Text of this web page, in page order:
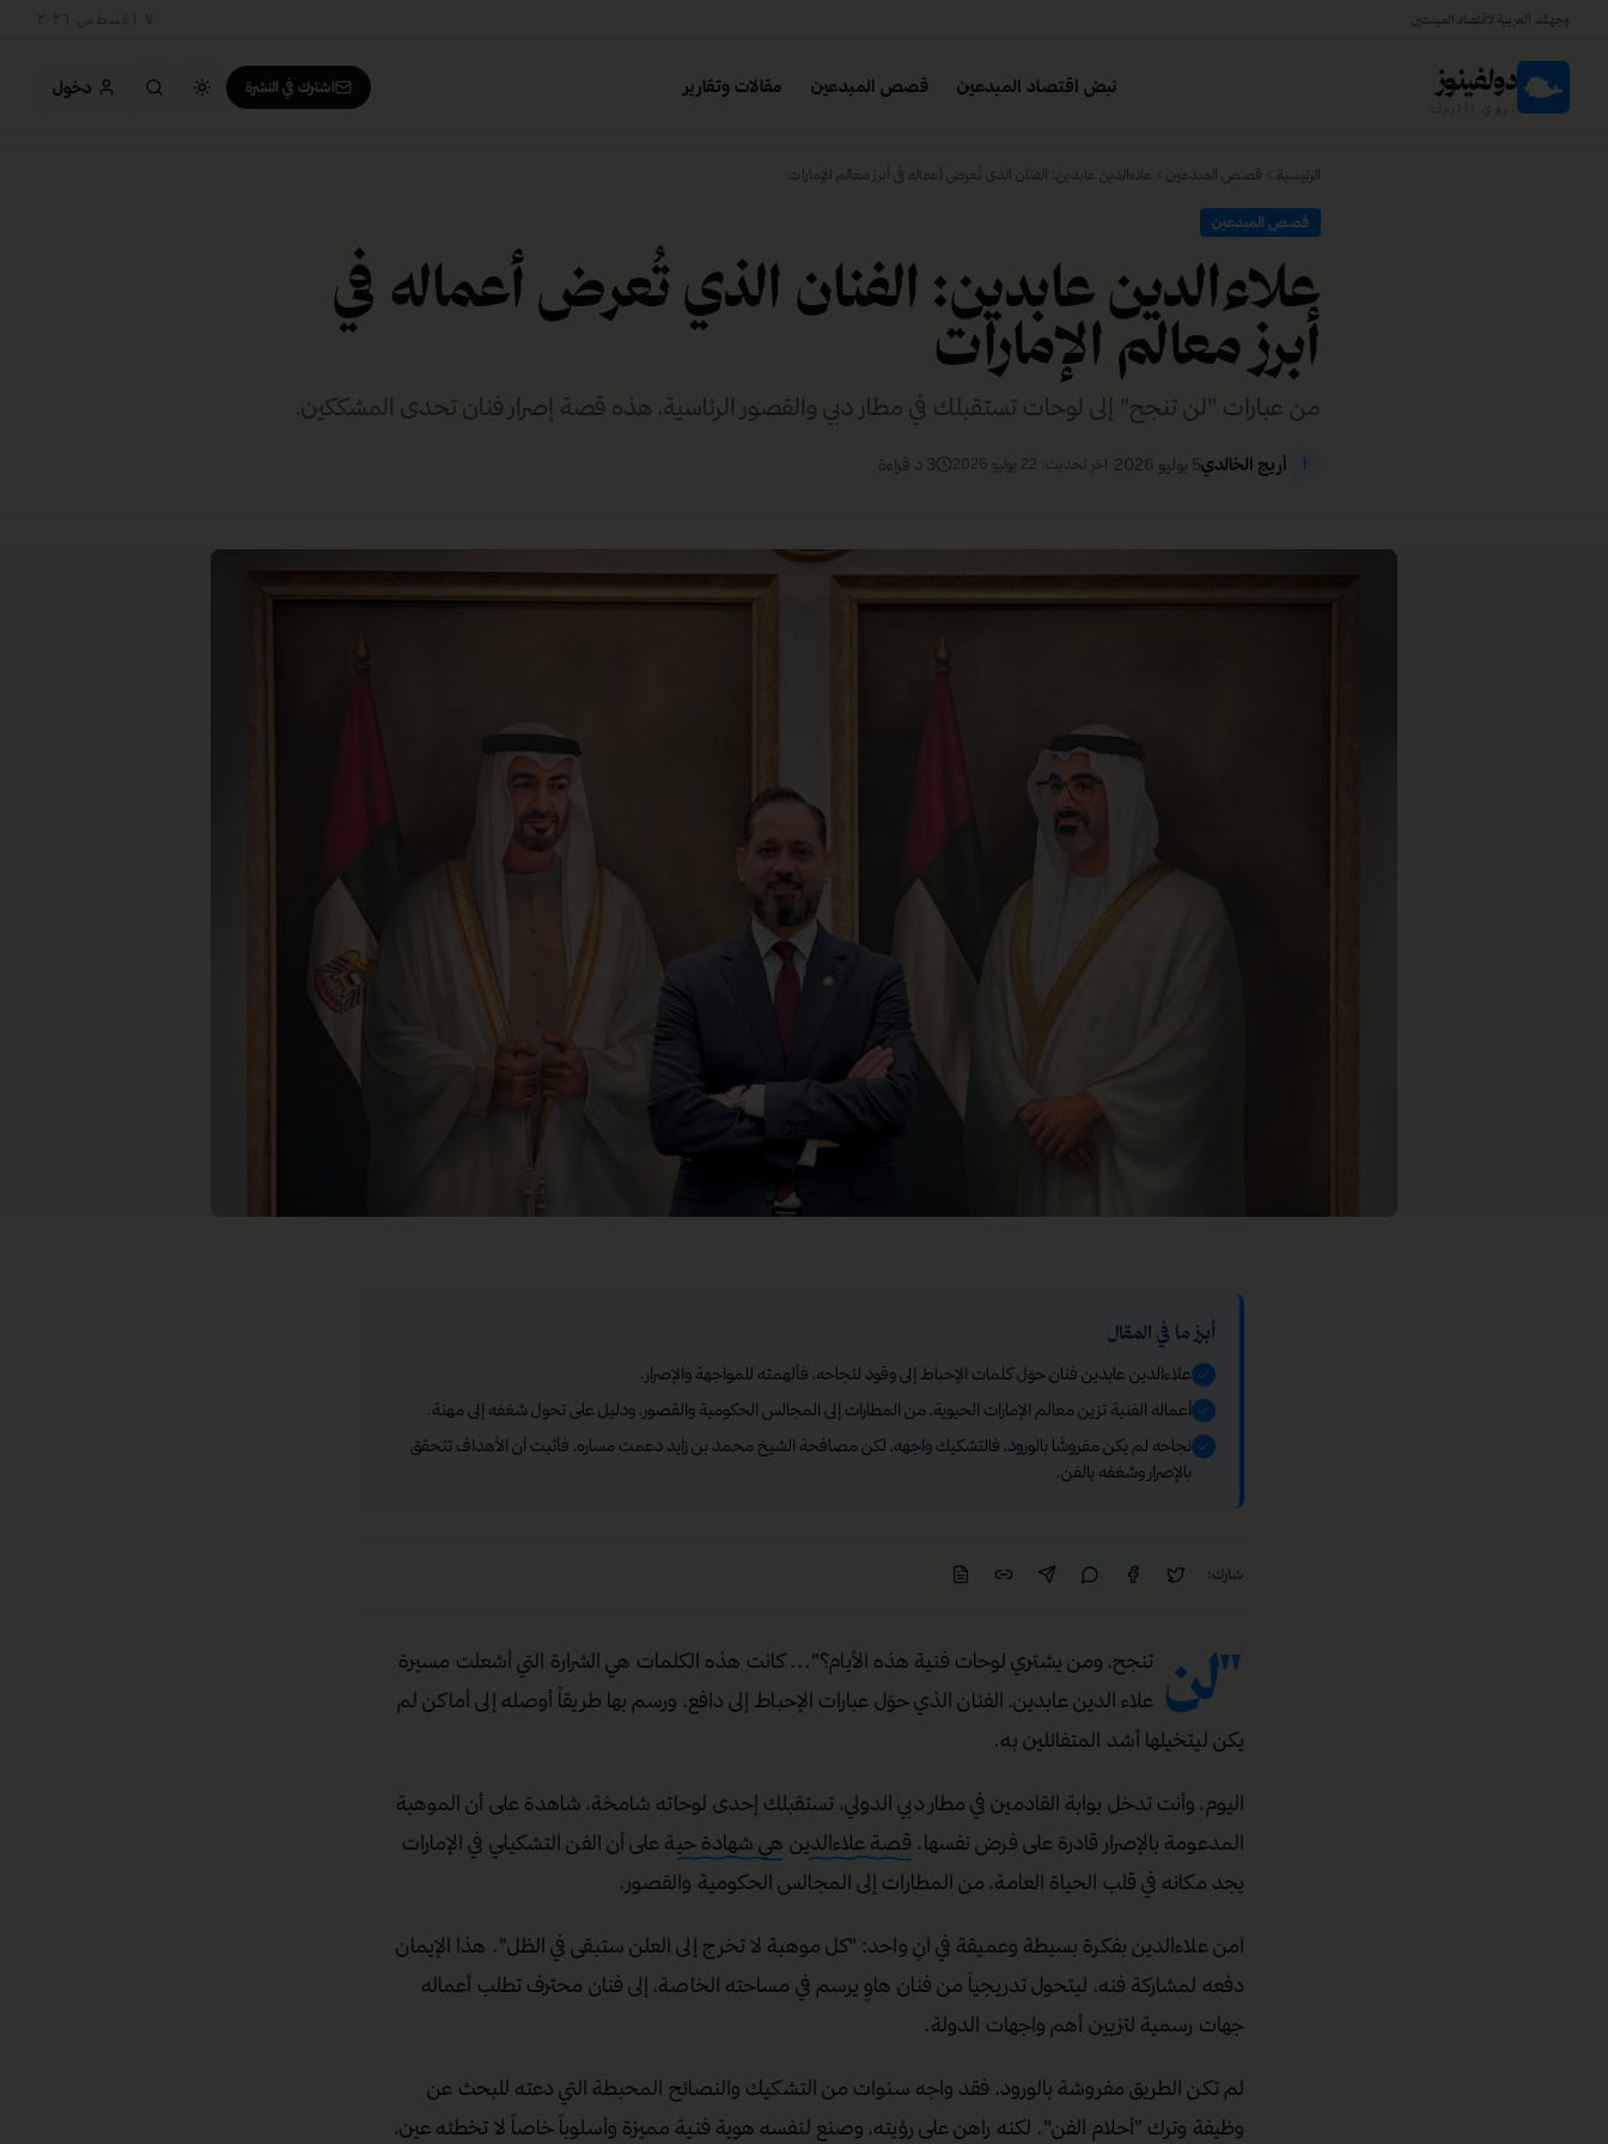
وجهتك العربية لاقتصاد المبدعين
دولفينوز نبض اقتصاد المبدعين قصص المبدعين مقالات وتقارير اشترك في النشرة دخول
الرئيسية قصص المبدعين علاءالدين عابدين: الفنان الذي تُعرض أعماله في أبرز معالم الإمارات
قصص المبدعين
علاءالدين عابدين: الفنان الذي تُعرض أعماله في
أبرز معالم الإمارات
من عبارات "لن تنجح" إلى لوحات تستقبلك في مطار دبي والقصور الرئاسية، هذه قصة إصرار فنان تحدى المشككين.
أ أريج الخالدي5 يوليو 2026 · آخر تحديث: 22 يوليو 2026 3 د قراءة
أبرز ما في المقال
علاءالدين عابدين فنان حوّل كلمات الإحباط إلى وقود لنجاحه، فألهمته للمواجهة والإصرار.
أعماله الفنية تزين معالم الإمارات الحيوية، من المطارات إلى المجالس الحكومية والقصور، ودليل على تحول شغفه إلى مهنة.
نجاحه لم يكن مفروشًا بالورود، فالتشكيك واجهه، لكن مصافحة الشيخ محمد بن زايد دعمت مساره، فأثبت أن الأهداف تتحقق
بالإصرار وشغفه بالفن.
شارك:
"لن تنجح، ومن يشتري لوحات فنية هذه الأيام؟"... كانت هذه الكلمات هي الشرارة التي أشعلت مسيرة
علاء الدين عابدين، الفنان الذي حوّل عبارات الإحباط إلى دافع، ورسم بها طريقاً أوصله إلى أماكن لم
يكن ليتخيلها أشد المتفائلين به.
اليوم، وأنت تدخل بوابة القادمين في مطار دبي الدولي، تستقبلك إحدى لوحاته شامخة، شاهدة على أن الموهبة
المدعومة بالإصرار قادرة على فرض نفسها. قصة علاءالدين هي شهادة حية على أن الفن التشكيلي في الإمارات
يجد مكانه في قلب الحياة العامة، من المطارات إلى المجالس الحكومية والقصور.
آمن علاءالدين بفكرة بسيطة وعميقة في آنٍ واحد: "كل موهبة لا تخرج إلى العلن ستبقى في الظل". هذا الإيمان
دفعه لمشاركة فنه، ليتحول تدريجياً من فنان هاوٍ يرسم في مساحته الخاصة، إلى فنان محترف تطلب أعماله
جهات رسمية لتزيين أهم واجهات الدولة.
لم تكن الطريق مفروشة بالورود، فقد واجه سنوات من التشكيك والنصائح المحبطة التي دعته للبحث عن
وظيفة وترك "أحلام الفن". لكنه راهن على رؤيته، وصنع لنفسه هوية فنية مميزة وأسلوباً خاصاً لا تخطئه عين،